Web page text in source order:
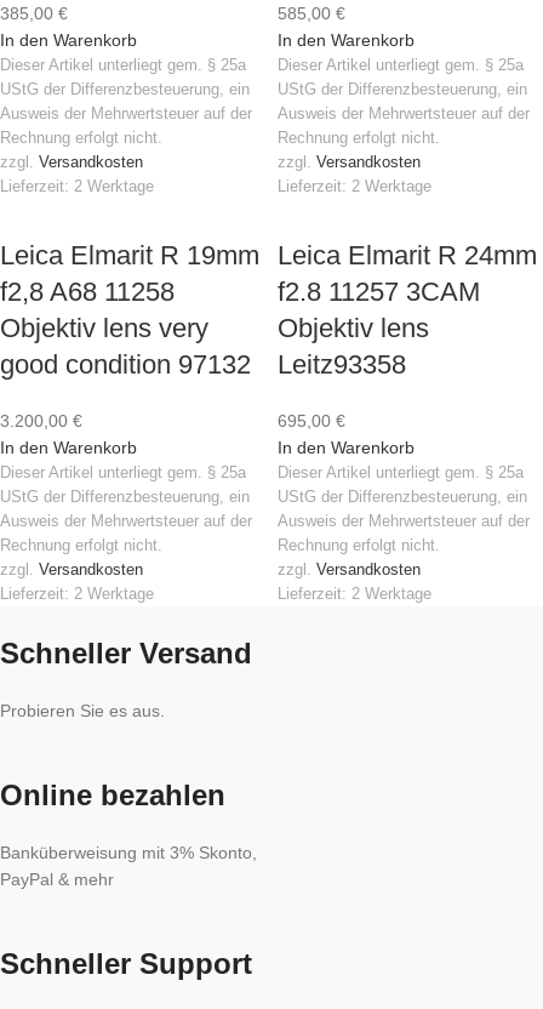
385,00 €
In den Warenkorb
Dieser Artikel unterliegt gem. § 25a
UStG der Differenzbesteuerung, ein
Ausweis der Mehrwertsteuer auf der
Rechnung erfolgt nicht.
zzgl. Versandkosten
Lieferzeit: 2 Werktage
585,00 €
In den Warenkorb
Dieser Artikel unterliegt gem. § 25a
UStG der Differenzbesteuerung, ein
Ausweis der Mehrwertsteuer auf der
Rechnung erfolgt nicht.
zzgl. Versandkosten
Lieferzeit: 2 Werktage
Leica Elmarit R 19mm
f2,8 A68 11258
Objektiv lens very
good condition 97132
3.200,00 €
In den Warenkorb
Dieser Artikel unterliegt gem. § 25a
UStG der Differenzbesteuerung, ein
Ausweis der Mehrwertsteuer auf der
Rechnung erfolgt nicht.
zzgl. Versandkosten
Lieferzeit: 2 Werktage
Leica Elmarit R 24mm
f2.8 11257 3CAM
Objektiv lens
Leitz93358
695,00 €
In den Warenkorb
Dieser Artikel unterliegt gem. § 25a
UStG der Differenzbesteuerung, ein
Ausweis der Mehrwertsteuer auf der
Rechnung erfolgt nicht.
zzgl. Versandkosten
Lieferzeit: 2 Werktage
Schneller Versand
Probieren Sie es aus.
Online bezahlen
Banküberweisung mit 3% Skonto,
PayPal & mehr
Schneller Support